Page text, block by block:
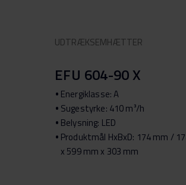
UDTRÆKSEMHÆTTER
EFU 604-90 X
Energiklasse: A
Sugestyrke: 410 m³/h
Belysning: LED
Produktmål HxBxD: 174 mm /
x 599 mm x 303 mm